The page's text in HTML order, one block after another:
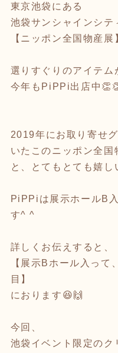
東京池袋にある
池袋サンシャインシ
【ニッポン全国物産展
選りすぐりのアイテム
今年もPiPPi出店中
2019年にお取り寄せ
いたこのニッポン全国
と、とてもとても嬉
PiPPiは展示ホールB
す^ ^
詳しくお伝えすると、
【展示Bホール入って
目】
におります😆🙌
今回、
池袋イベント限定のク